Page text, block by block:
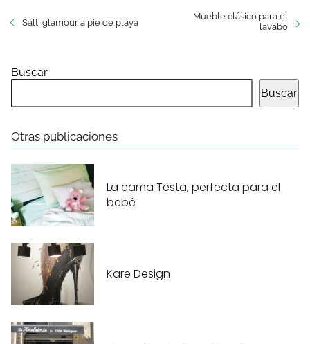
Salt, glamour a pie de playa
Mueble clásico para el
lavabo
Buscar
Buscar
Otras publicaciones
La cama Testa, perfecta para el
bebé
Kare Design